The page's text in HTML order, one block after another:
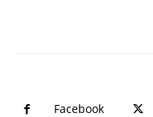
Facebook